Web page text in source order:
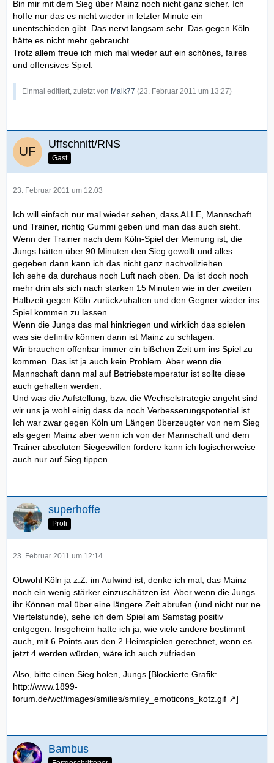
Bin mir mit dem Sieg über Mainz noch nicht ganz sicher. Ich
hoffe nur das es nicht wieder in letzter Minute ein
unentschieden gibt. Das nervt langsam sehr. Das gegen Köln
hätte es nicht mehr gebraucht.
Trotz allem freue ich mich mal wieder auf ein schönes, faires
und offensives Spiel.
Einmal editiert, zuletzt von Maik77 (23. Februar 2011 um 13:27)
Uffschnitt/RNS
Gast
23. Februar 2011 um 12:03
Ich will einfach nur mal wieder sehen, dass ALLE, Mannschaft
und Trainer, richtig Gummi geben und man das auch sieht.
Wenn der Trainer nach dem Köln-Spiel der Meinung ist, die
Jungs hätten über 90 Minuten den Sieg gewollt und alles
gegeben dann kann ich das nicht ganz nachvollziehen.
Ich sehe da durchaus noch Luft nach oben. Da ist doch noch
mehr drin als sich nach starken 15 Minuten wie in der zweiten
Halbzeit gegen Köln zurückzuhalten und den Gegner wieder ins
Spiel kommen zu lassen.
Wenn die Jungs das mal hinkriegen und wirklich das spielen
was sie definitiv können dann ist Mainz zu schlagen.
Wir brauchen offenbar immer ein bißchen Zeit um ins Spiel zu
kommen. Das ist ja auch kein Problem. Aber wenn die
Mannschaft dann mal auf Betriebstemperatur ist sollte diese
auch gehalten werden.
Und was die Aufstellung, bzw. die Wechselstrategie angeht sind
wir uns ja wohl einig dass da noch Verbesserungspotential ist...
Ich war zwar gegen Köln um Längen überzeugter von nem Sieg
als gegen Mainz aber wenn ich von der Mannschaft und dem
Trainer absoluten Siegeswillen fordere kann ich logischerweise
auch nur auf Sieg tippen...
superhoffe
Profi
23. Februar 2011 um 12:14
Obwohl Köln ja z.Z. im Aufwind ist, denke ich mal, das Mainz
noch ein wenig stärker einzuschätzen ist. Aber wenn die Jungs
ihr Können mal über eine längere Zeit abrufen (und nicht nur ne
Viertelstunde), sehe ich dem Spiel am Samstag positiv
entgegen. Insgeheim hatte ich ja, wie viele andere bestimmt
auch, mit 6 Points aus den 2 Heimspielen gerechnet, wenn es
jetzt 4 werden würden, wäre ich auch zufrieden.
Also, bitte einen Sieg holen, Jungs.[Blockierte Grafik:
http://www.1899-
forum.de/wcf/images/smilies/smiley_emoticons_kotz.gif
]
Bambus